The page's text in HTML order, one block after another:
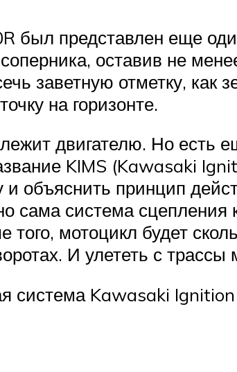
был представлен еще
оставив не
заветную отметку,
на горизонте.
двигателю. Но есть
KIMS (Kawasaki
объяснить принцип
сама система сцепления
мотоцикл будет
И улететь с
система Kawasaki